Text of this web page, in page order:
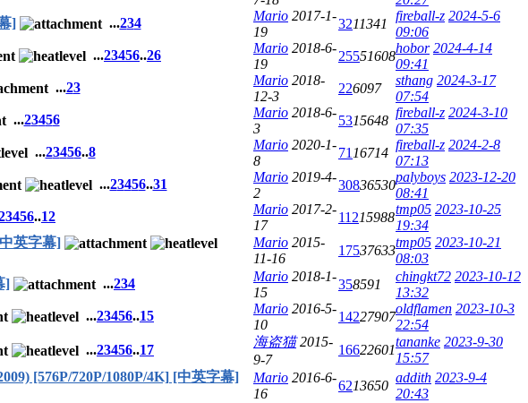
] ...234 Mario 2017-1-
19
3211341
fireball-z 2024-5-6
09:06
...23456..26 Mario 2018-6-
19
25551608
hobor 2024-4-14
09:41
...23 Mario 2018-
12-3
226097
sthang 2024-3-17
07:54
...23456 Mario 2018-6-
3
5315648
fireball-z 2024-3-10
07:35
...23456..8 Mario 2020-1-
8
71 16714
fireball-z 2024-2-8
07:13
...23456..31 Mario 2019-4-
2
30836530
palyboys 2023-12-20
08:41
3456..12 Mario 2017-2-
17
11215988
tmp05 2023-10-25
19:34
英字幕]
Mario 2015-
11-16
17537633
tmp05 2023-10-21
08:03
] ...234 Mario 2018-1-
15
358591
chingkt72 2023-10-12
13:32
...23456..15 Mario 2016-5-
10
14227907
oldflamen 2023-10-3
22:54
...23456..17
海盗猫 2015-
9-7
16622601
tananke 2023-9-30
15:57
[576P/720P/1080P/4K] [中英字幕]
Mario 2016-6-
16
6213650
addith 2023-9-4
20:43